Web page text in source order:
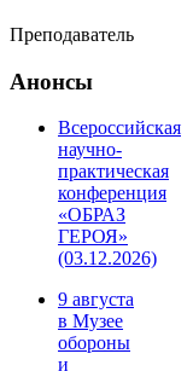
Преподаватель
Анонсы
Всероссийская
научно-
практическая
конференция
«ОБРАЗ
ГЕРОЯ»
(03.12.2026)
9 августа
в Музее
обороны
и